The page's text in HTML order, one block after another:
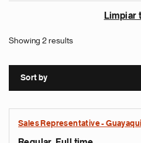
Limpiar
Showing 2 results
Sort by
Sales Representative -